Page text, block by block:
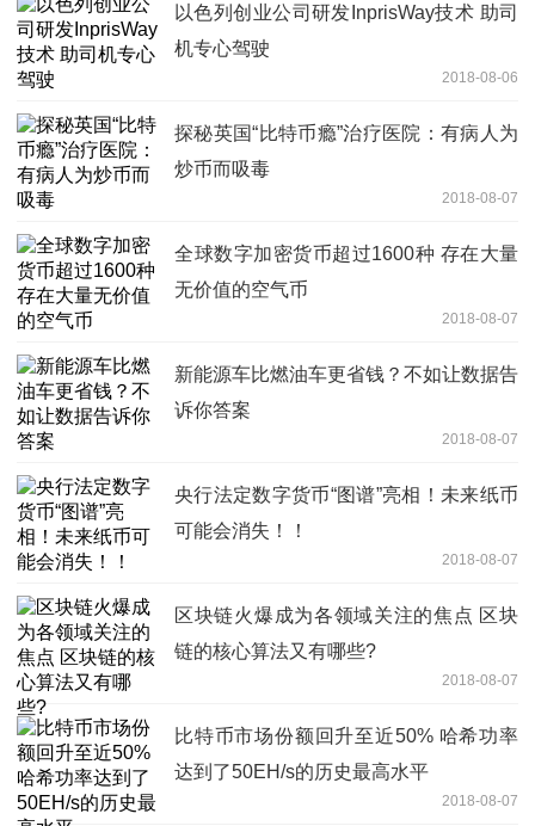
以色列创业公司研发InprisWay技术 助司
机专心驾驶
2018-08-06
探秘英国“比特币瘾”治疗医院：有病人为
炒币而吸毒
2018-08-07
全球数字加密货币超过1600种 存在大量
无价值的空气币
2018-08-07
新能源车比燃油车更省钱？不如让数据告
诉你答案
2018-08-07
央行法定数字货币“图谱”亮相！未来纸币
可能会消失！！
2018-08-07
区块链火爆成为各领域关注的焦点 区块
链的核心算法又有哪些?
2018-08-07
比特币市场份额回升至近50% 哈希功率
达到了50EH/s的历史最高水平
2018-08-07